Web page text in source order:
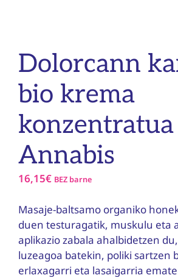
Dolorcann
bio krema
konzentratua
Annabis
16,15€ BEZ barne
Masaje-baltsamo organiko
duen testuragatik, muskulu eta
aplikazio zabala ahalbidetzen
luzeagoa batekin, poliki sartzen
erlaxagarri eta lasaigarria